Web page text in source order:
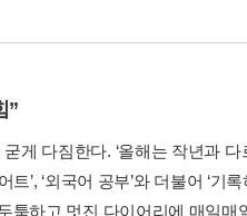
”
게 다짐한다. ‘올해는 작년과
트’, ‘외국어 공부’와 더불어 ‘
툼하고 멋진 다이어리에 매일